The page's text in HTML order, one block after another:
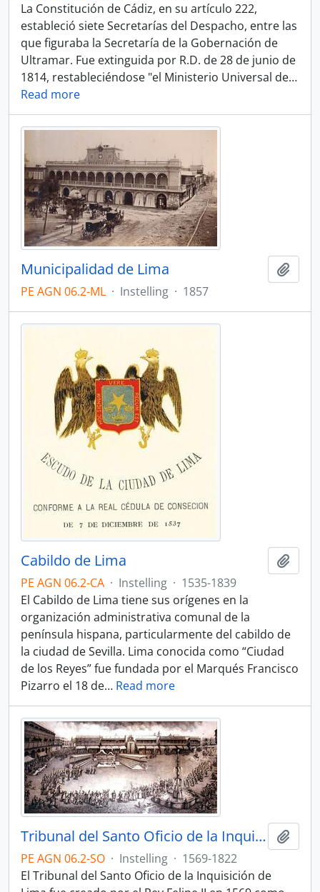
La Constitución de Cádiz, en su artículo 222,
estableció siete Secretarías del Despacho, entre las
que figuraba la Secretaría de la Gobernación de
Ultramar. Fue extinguida por R.D. de 28 de junio de
1814, restableciéndose "el Ministerio Universal de…
Read more
Municipalidad de Lima
PE AGN 06.2-ML · Instelling · 1857
Cabildo de Lima
PE AGN 06.2-CA · Instelling · 1535-1839
El Cabildo de Lima tiene sus orígenes en la
organización administrativa comunal de la
península hispana, particularmente del cabildo de
la ciudad de Sevilla. Lima conocida como “Ciudad
de los Reyes” fue fundada por el Marqués Francisco
Pizarro el 18 de… Read more
Tribunal del Santo Oficio de la Inquisición de Lima
PE AGN 06.2-SO · Instelling · 1569-1822
El Tribunal del Santo Oficio de la Inquisición de